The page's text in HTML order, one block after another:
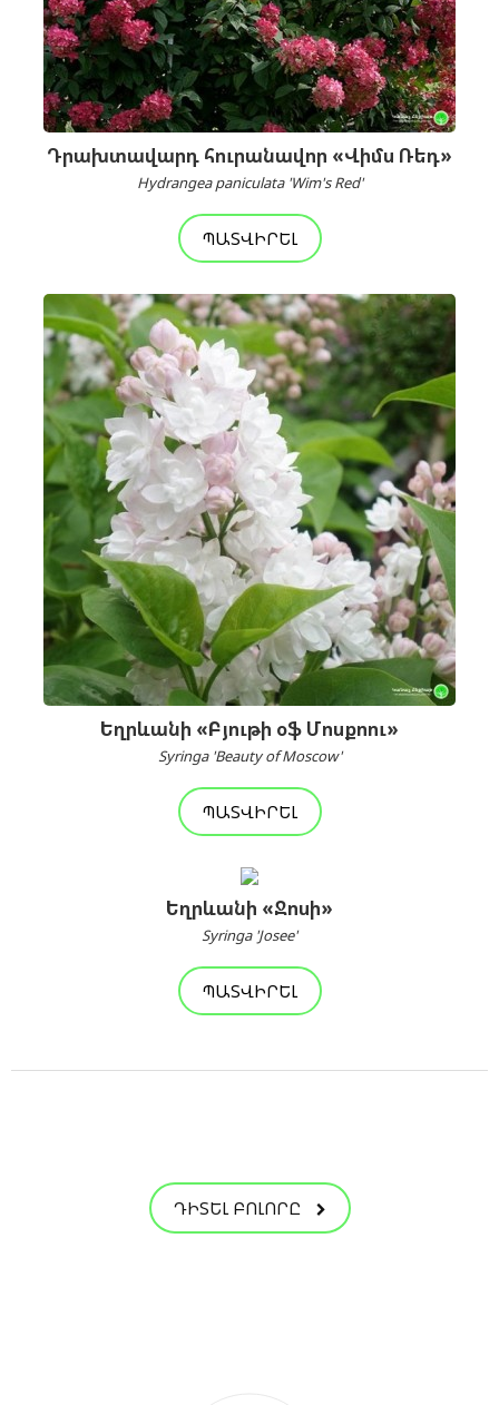
Դրախտավարդ հուրանավոր «Վիմս Ռեդ»
Hydrangea paniculata 'Wim's Red'
ՊԱՏՎԻՐԵԼ
Եղրևանի «Բյութի օֆ Մոսքոու»
Syringa 'Beauty of Moscow'
ՊԱՏՎԻՐԵԼ
Եղրևանի «Ջոսի»
Syringa 'Josee'
ՊԱՏՎԻՐԵԼ
ԴԻՏԵԼ ԲՈԼՈՐԸ